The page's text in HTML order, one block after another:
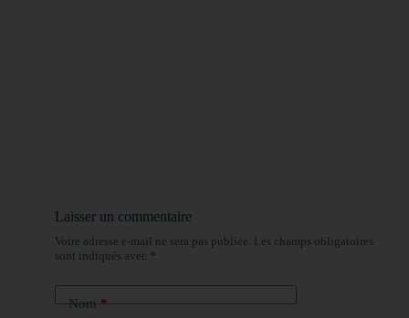
Laisser un commentaire
Votre adresse e-mail ne sera pas publiée. Les champs obligatoires
sont indiqués avec *
Nom*